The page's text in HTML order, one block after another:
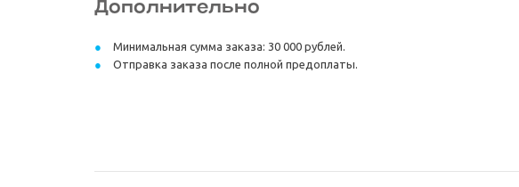
Дополнительно
Минимальная сумма заказа: 30 000 рублей.
Отправка заказа после полной предоплаты.